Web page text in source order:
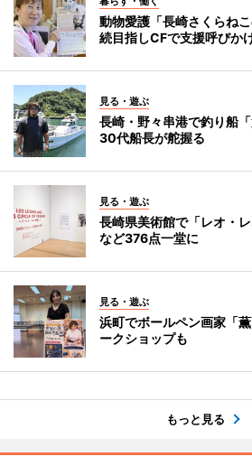
動物愛護「長崎さくらね
続目指しCFで支援呼びか
見る・遊ぶ
長崎・野々串港で釣り船
30代船長が舵握る
見る・遊ぶ
長崎県美術館で「レオ・
など376点一堂に
見る・遊ぶ
浜町でボールペン画家「
ークショップも
もっと見る